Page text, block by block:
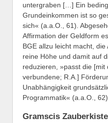
untergraben […] Ein
Grundeinkommen ist so
sich« (a.a.O., 61).
Affirmation der Geldform
BGE allzu leicht macht,
reine Höhe und damit auf
reduzieren, »passt die
verbundene; R.A.]
Unabhängigkeit
Programmatik« (a.a.O., 62).
Gramscis